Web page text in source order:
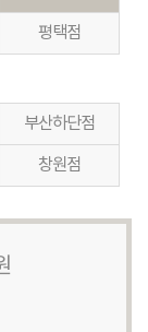
평택점
부산하단점
창원점